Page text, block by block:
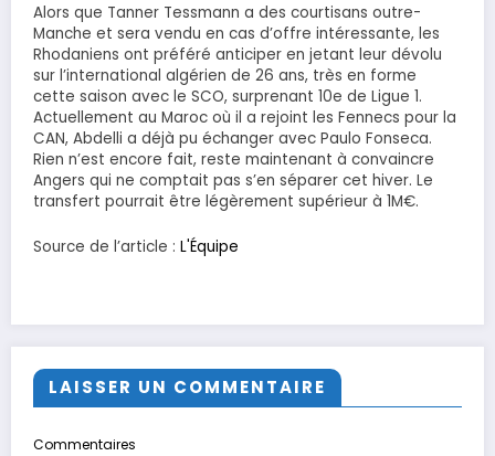
Alors que Tanner Tessmann a des courtisans outre-
Manche et sera vendu en cas d’offre intéressante, les
Rhodaniens ont préféré anticiper en jetant leur dévolu
sur l’international algérien de 26 ans, très en forme
cette saison avec le SCO, surprenant 10e de Ligue 1.
Actuellement au Maroc où il a rejoint les Fennecs pour la
CAN, Abdelli a déjà pu échanger avec Paulo Fonseca.
Rien n’est encore fait, reste maintenant à convaincre
Angers qui ne comptait pas s’en séparer cet hiver. Le
transfert pourrait être légèrement supérieur à 1M€.
Source de l’article : L'Équipe
LAISSER UN COMMENTAIRE
Commentaires